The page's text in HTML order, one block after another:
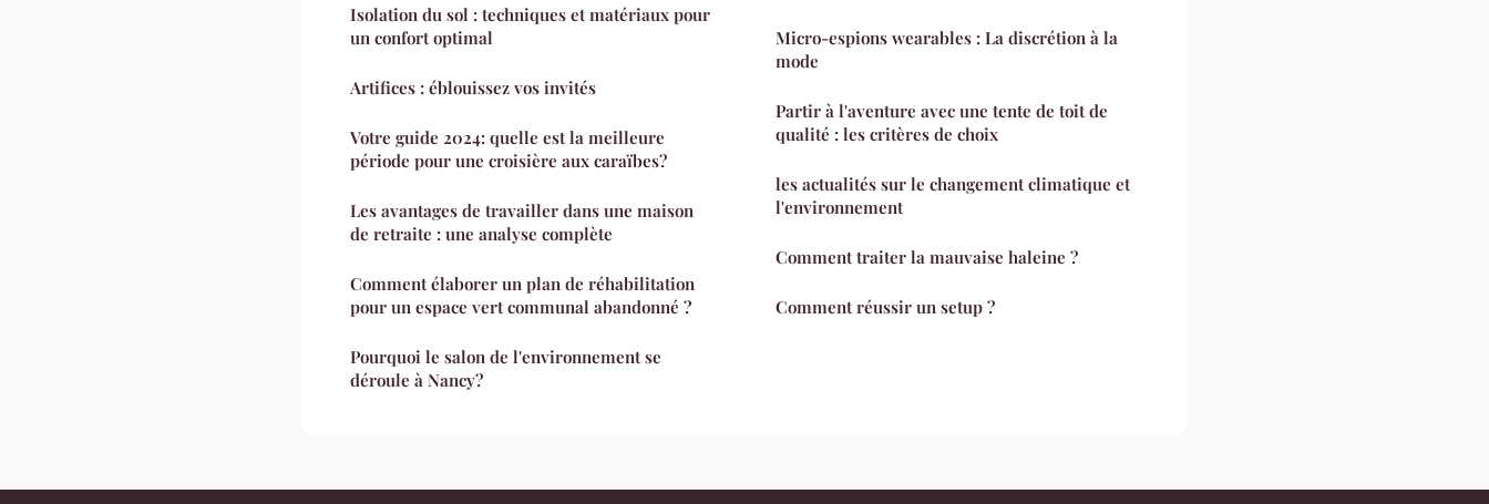
Isolation du sol : techniques et matériaux pour
un confort optimal
Artifices : éblouissez vos invités
Votre guide 2024: quelle est la meilleure
période pour une croisière aux caraïbes?
Les avantages de travailler dans une maison
de retraite : une analyse complète
Comment élaborer un plan de réhabilitation
pour un espace vert communal abandonné ?
Pourquoi le salon de l'environnement se
déroule à Nancy?
Micro-espions wearables : La discrétion à la
mode
Partir à l'aventure avec une tente de toit de
qualité : les critères de choix
les actualités sur le changement climatique et
l'environnement
Comment traiter la mauvaise haleine ?
Comment réussir un setup ?